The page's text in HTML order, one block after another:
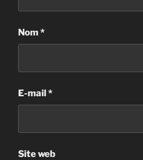
Nom*
E-mail*
Site web